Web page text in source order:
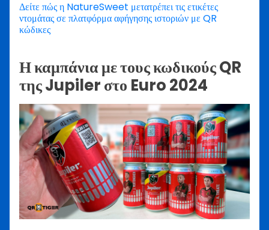
Δείτε πώς η NatureSweet μετατρέπει τις ετικέτες
ντομάτας σε πλατφόρμα αφήγησης ιστοριών με QR
κώδικες
Η καμπάνια με τους κωδικούς QR
της Jupiler στο Euro 2024